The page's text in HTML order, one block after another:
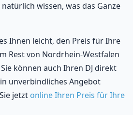
natürlich wissen, was das Ganze
Ihnen leicht, den Preis für Ihre
Rest von Nordrhein-Westfalen
können auch Ihren DJ direkt
unverbindliches Angebot
jetzt online Ihren Preis für Ihre